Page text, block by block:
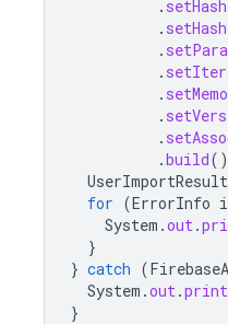
.
.
.
.
.
.
.
.build
UserImportResult
for (ErrorInfo
System .out.
}
} catch (
System .out.
}